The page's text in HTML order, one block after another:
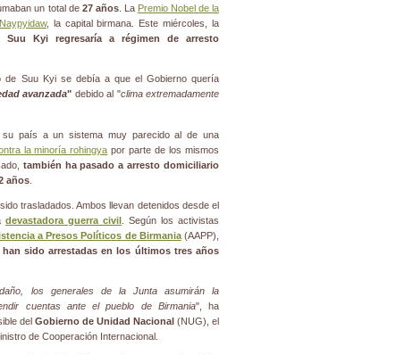
un total de 27 años. La Premio Nobel de la
Naypyidaw, la capital birmana. Este miércoles, la
Suu Kyi regresaría a régimen de arresto
de Suu Kyi se debía a que el Gobierno quería
avanzada" debido al "clima extremadamente
país a un sistema muy parecido al de una
la minoría rohingya por parte de los mismos
también ha pasado a arresto domiciliario
años
trasladados. Ambos llevan detenidos desde el
devastadora guerra civil . Según los activistas
a Presos Políticos de Birmania(AAPP),
han sido arrestadas en los últimos tres años
los generales de la Junta asumirán la
cuentas ante el pueblo de Birmania", ha
del Gobierno de Unidad Nacional (NUG), el
de Cooperación Internacional.